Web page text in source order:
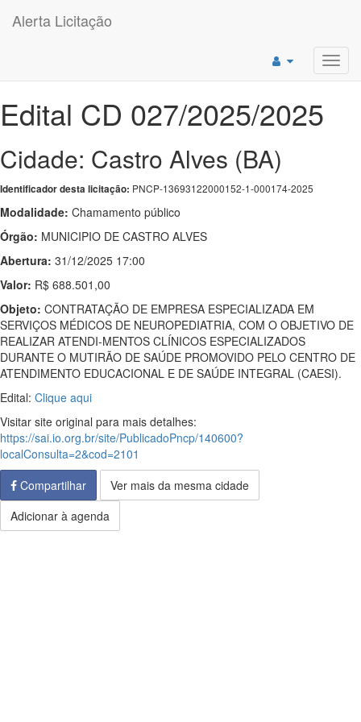
Alerta Licitação
Edital CD 027/2025/2025
Cidade: Castro Alves (BA)
Identificador desta licitação: PNCP-13693122000152-1-000174-2025
Modalidade: Chamamento público
Órgão: MUNICIPIO DE CASTRO ALVES
Abertura: 31/12/2025 17:00
Valor: R$ 688.501,00
Objeto: CONTRATAÇÃO DE EMPRESA ESPECIALIZADA EM
SERVIÇOS MÉDICOS DE NEUROPEDIATRIA, COM O OBJETIVO DE
REALIZAR ATENDI-MENTOS CLÍNICOS ESPECIALIZADOS
DURANTE O MUTIRÃO DE SAÚDE PROMOVIDO PELO CENTRO DE
ATENDIMENTO EDUCACIONAL E DE SAÚDE INTEGRAL (CAESI).
Edital: Clique aqui
Visitar site original para mais detalhes:
https://sai.io.org.br/site/PublicadoPncp/140600?
localConsulta=2&cod=2101
Compartilhar
Ver mais da mesma cidade
Adicionar à agenda